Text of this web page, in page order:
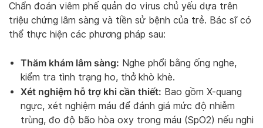
Chẩn đoán viêm phế quản do virus chủ yếu dựa trên
triệu chứng lâm sàng và tiền sử bệnh của trẻ. Bác sĩ có
thể thực hiện các phương pháp sau:
Thăm khám lâm sàng: Nghe phổi bằng ống nghe,
kiểm tra tình trạng ho, thở khò khè.
Xét nghiệm hỗ trợ khi cần thiết: Bao gồm X-quang
ngực, xét nghiệm máu để đánh giá mức độ nhiễm
trùng, đo độ bão hòa oxy trong máu (SpO2) nếu nghi